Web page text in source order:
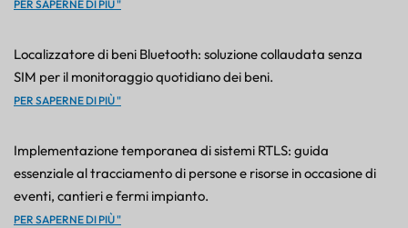
PER SAPERNE DI PIÙ "
Localizzatore di beni Bluetooth: soluzione collaudata senza
SIM per il monitoraggio quotidiano dei beni.
PER SAPERNE DI PIÙ "
Implementazione temporanea di sistemi RTLS: guida
essenziale al tracciamento di persone e risorse in occasione di
eventi, cantieri e fermi impianto.
PER SAPERNE DI PIÙ "